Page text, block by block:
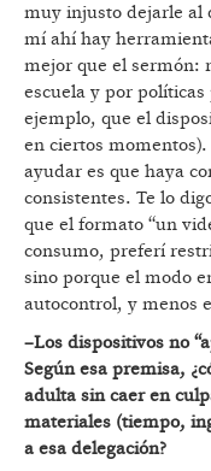
muy injusto dejarle al
mí ahí hay
mejor que el sermón:
escuela y por
ejemplo, que el
en ciertos
ayudar es que haya
consistentes. Te lo
que el formato “un
consumo, preferí
sino porque el modo
autocontrol, y menos
–Los dispositivos no
Según esa premisa,
adulta sin caer en
materiales (tiempo,
a esa delegación?